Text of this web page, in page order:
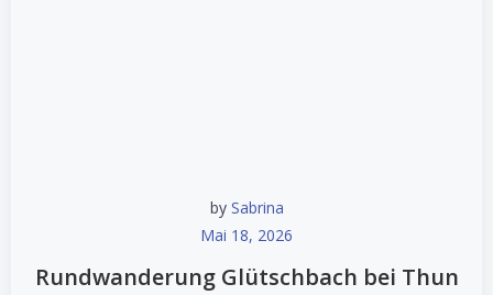
by Sabrina
Mai 18, 2026
Rundwanderung Glütschbach bei Thun